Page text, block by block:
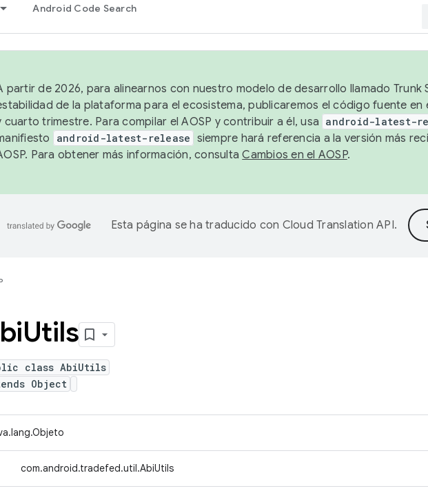
Android Code Search
partir de 2026, para alinearnos con nuestro modelo de desarrollo llamado Trunk
de la plataforma para el ecosistema, publicaremos el código fuente en
cuarto trimestre. Para compilar el AOSP y contribuir a él, usa android-latest-
android-latest-release siempre hará referencia a la versión más
Para obtener más información, consultaCambios en el AOSP.
Esta página se ha traducido con Cloud Translation API.
Utils
class AbiUtils
Object
com.android.tradefed.util.AbiUtils